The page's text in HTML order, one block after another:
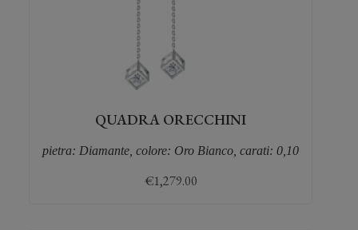
QUADRA ORECCHINI
pietra: Diamante, colore: Oro Bianco, carati: 0,10
€1,279.00